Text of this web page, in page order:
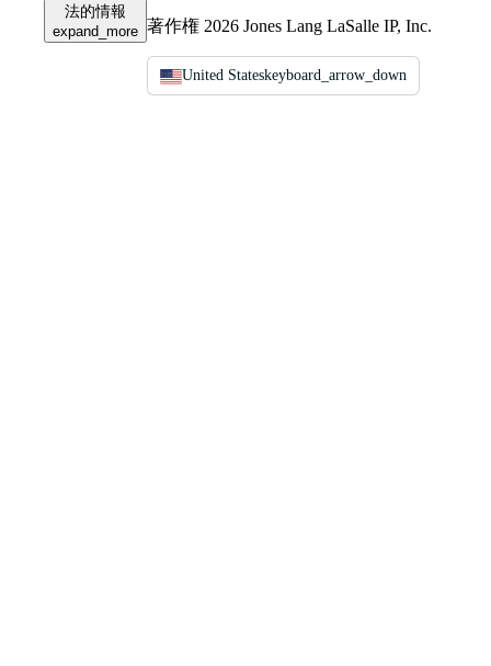
法的情報
expand_more 著作権 2026 Jones Lang LaSalle IP, Inc.
United Stateskeyboard_arrow_down